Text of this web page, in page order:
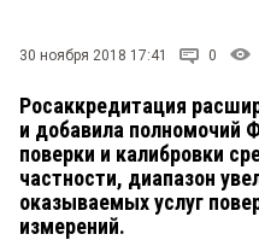
30 ноября 2018 17:41 0
Росаккредитация
и добавила полномочий
поверки и калибровки
частности, диапазон
оказываемых услуг
измерений.